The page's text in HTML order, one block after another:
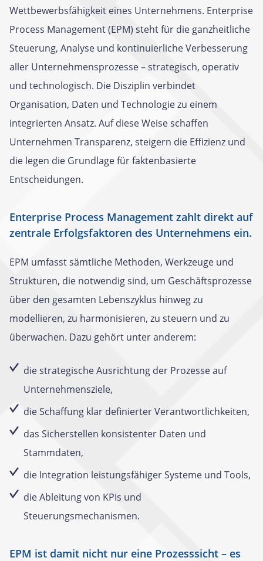
Wettbewerbsfähigkeit eines Unternehmens. Enterprise
Process Management (EPM) steht für die ganzheitliche
Steuerung, Analyse und kontinuierliche Verbesserung
aller Unternehmensprozesse – strategisch, operativ
und technologisch. Die Disziplin verbindet
Organisation, Daten und Technologie zu einem
integrierten Ansatz. Auf diese Weise schaffen
Unternehmen Transparenz, steigern die Effizienz und
die legen die Grundlage für faktenbasierte
Entscheidungen.
Enterprise Process Management zahlt direkt auf
zentrale Erfolgsfaktoren des Unternehmens ein.
EPM umfasst sämtliche Methoden, Werkzeuge und
Strukturen, die notwendig sind, um Geschäftsprozesse
über den gesamten Lebenszyklus hinweg zu
modellieren, zu harmonisieren, zu steuern und zu
überwachen. Dazu gehört unter anderem:
die strategische Ausrichtung der Prozesse auf
Unternehmensziele,
die Schaffung klar definierter Verantwortlichkeiten,
das Sicherstellen konsistenter Daten und
Stammdaten,
die Integration leistungsfähiger Systeme und Tools,
die Ableitung von KPIs und
Steuerungsmechanismen.
EPM ist damit nicht nur eine Prozesssicht – es